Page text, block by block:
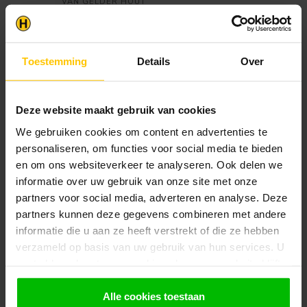
Toestemming Details Over
Deze website maakt gebruik van cookies
We gebruiken cookies om content en advertenties te
personaliseren, om functies voor social media te bieden
en om ons websiteverkeer te analyseren. Ook delen we
informatie over uw gebruik van onze site met onze
partners voor social media, adverteren en analyse. Deze
partners kunnen deze gegevens combineren met andere
informatie die u aan ze heeft verstrekt of die ze hebben
verzameld op basis van uw gebruik van hun services. U
gebruiken.
Alle cookies toestaan
€1.349,95
Douglas Overkapping
Bouwpakket | Robuust
Veranda Douglas Duplo 140 +
Glassysteem G50 |
Overkapping aan Huis
Op voorraad in webshop
€1.890,00
Douglas Overkapping